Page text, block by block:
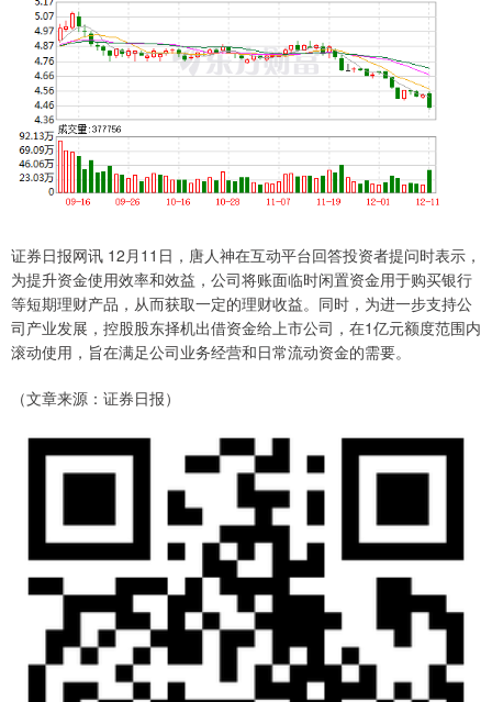
证券日报网讯 12月11日，唐人神在互动平台回答投资者提问时表示，
为提升资金使用效率和效益，公司将账面临时闲置资金用于购买银行
等短期理财产品，从而获取一定的理财收益。同时，为进一步支持公
司产业发展，控股股东择机出借资金给上市公司，在1亿元额度范围内
滚动使用，旨在满足公司业务经营和日常流动资金的需要。
（文章来源：证券日报）